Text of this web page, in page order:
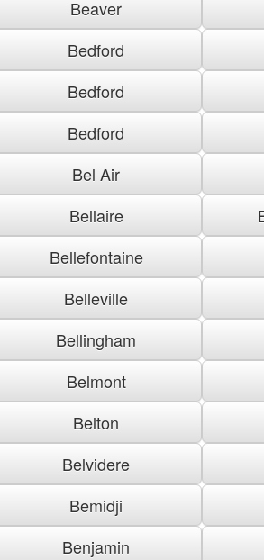
Beaver
Bedford
Bedford
Bedford
Bel Air
Bellaire
Bellefontaine
Belleville
Bellingham
Belmont
Belton
Belvidere
Bemidji
Benjamin